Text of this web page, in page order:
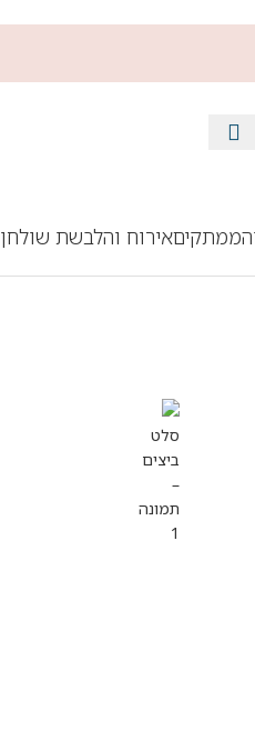
ממתקיםאירוח והלבשת שולחן